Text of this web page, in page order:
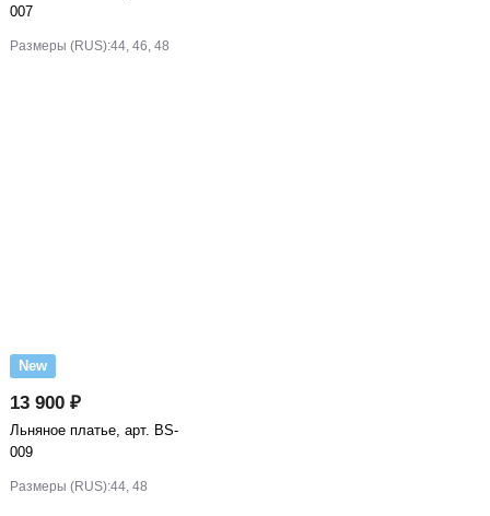
007
Размеры (RUS):44, 46, 48
New
13 900 ₽
Льняное платье, арт. BS-
009
Размеры (RUS):44, 48